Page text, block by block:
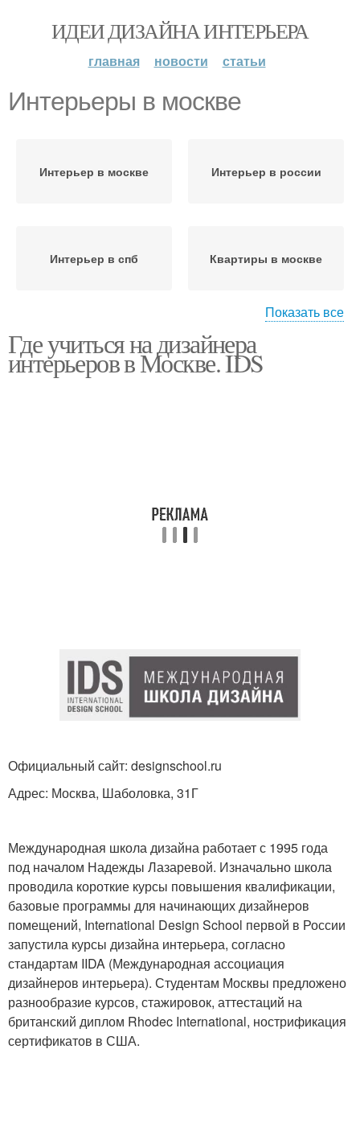
ИДЕИ ДИЗАЙНА ИНТЕРЬЕРА
главная новости статьи
Интерьеры в москве
Интерьер в москве Интерьер в россии
Интерьер в спб Квартиры в москве
Стиль в интерьере
Показать все
Где учиться на дизайнера
интерьеров в Москве. IDS
Официальный сайт: designschool.ru
Адрес: Москва, Шаболовка, 31Г
Международная школа дизайна работает с 1995 года
под началом Надежды Лазаревой. Изначально школа
проводила короткие курсы повышения квалификации,
базовые программы для начинающих дизайнеров
помещений, International Design School первой в России
запустила курсы дизайна интерьера, согласно
стандартам IIDA (Международная ассоциация
дизайнеров интерьера). Студентам Москвы предложено
разнообразие курсов, стажировок, аттестаций на
британский диплом Rhodec International, нострификация
сертификатов в США.